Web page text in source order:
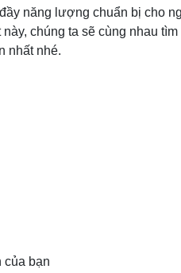
năng lượng chuẩn bị cho
chúng ta sẽ cùng nhau tìm
nhất nhé.
bạn